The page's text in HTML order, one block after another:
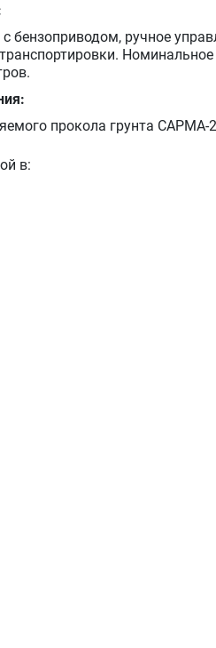
с бензоприводом, ручное
прокола грунта САРМА-
в: